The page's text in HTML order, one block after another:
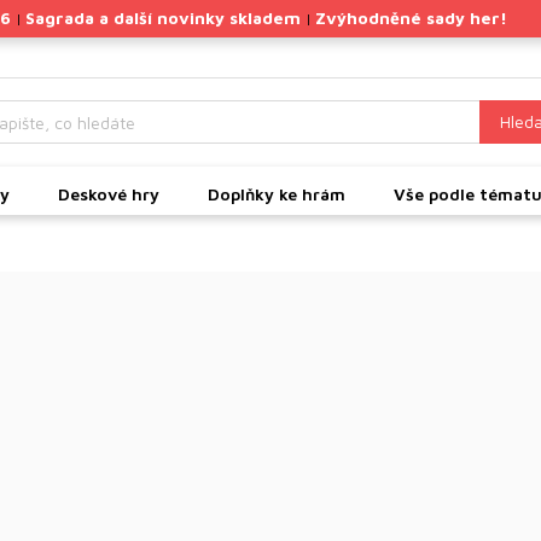
| Sagrada a další novinky skladem | Zvýhodněné sady her!
Deskové hry Doplňky ke hrám Vše podle tématu